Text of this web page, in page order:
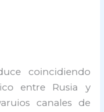
coincidiendo
entre Rusia y
canales de